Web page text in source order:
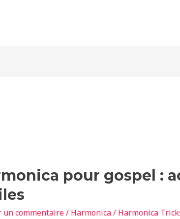
pour gospel :
un commentaire/ Harmonica/ Harmonica